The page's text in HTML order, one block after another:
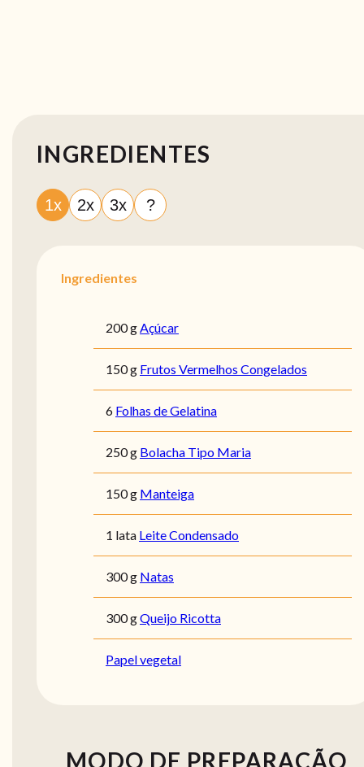
INGREDIENTES
1x 2x 3x ?
Ingredientes
200 gAçúcar
150 g Frutos Vermelhos Congelados
6 Folhas de Gelatina
250 g Bolacha Tipo Maria
150 g Manteiga
1 lata Leite Condensado
300 g Natas
300 gQueijo Ricotta
Papel vegetal
MODO DE PREPARAÇÃO